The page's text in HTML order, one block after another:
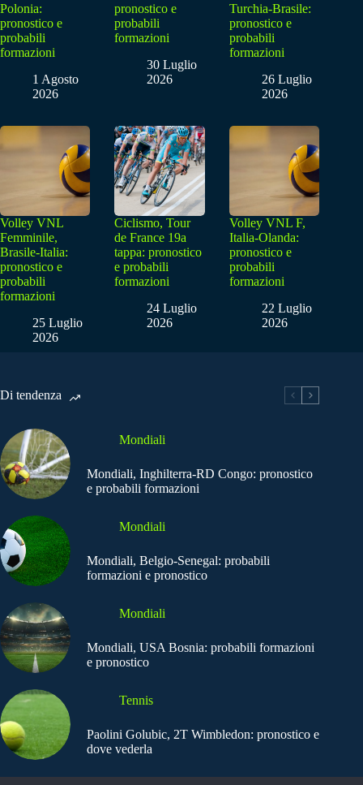
Polonia:
pronostico e
probabili
formazioni
1 Agosto
2026
pronostico e
probabili
formazioni
30 Luglio
2026
Turchia-Brasile:
pronostico e
probabili
formazioni
26 Luglio
2026
Volley VNL
Femminile,
Brasile-Italia:
pronostico e
probabili
formazioni
25 Luglio
2026
Ciclismo, Tour
de France 19a
tappa: pronostico
e probabili
formazioni
24 Luglio
2026
Volley VNL F,
Italia-Olanda:
pronostico e
probabili
formazioni
22 Luglio
2026
Di tendenza
Mondiali
Mondiali, Inghilterra-RD Congo: pronostico
e probabili formazioni
Mondiali
Mondiali, Belgio-Senegal: probabili
formazioni e pronostico
Mondiali
Mondiali, USA Bosnia: probabili formazioni
e pronostico
Tennis
Paolini Golubic, 2T Wimbledon: pronostico e
dove vederla